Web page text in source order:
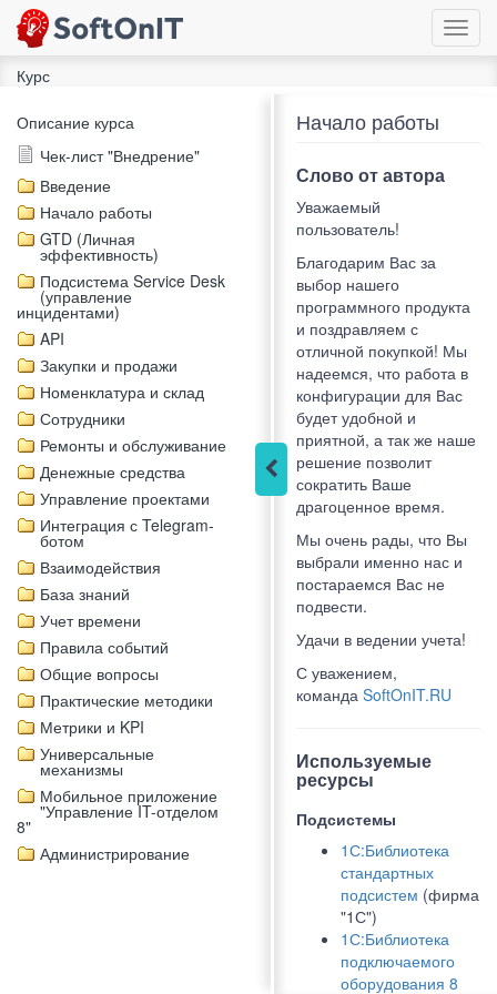
Курс
Описание курса
Чек-лист "Внедрение"
Введение
Начало работы
GTD (Личная
эффективность)
Подсистема Service Desk
(управление
инцидентами)
API
Закупки и продажи
Номенклатура и склад
Сотрудники
Ремонты и обслуживание
Денежные средства
Управление проектами
Интеграция с Telegram-
ботом
Взаимодействия
База знаний
Учет времени
Правила событий
Общие вопросы
Практические методики
Метрики и KPI
Универсальные
механизмы
Мобильное приложение
"Управление IT-отделом
8"
Администрирование
Начало работы
Слово от автора
Уважаемый
пользователь!
Благодарим Вас за
выбор нашего
программного продукта
и поздравляем с
отличной покупкой! Мы
надеемся, что работа в
конфигурации для Вас
будет удобной и
приятной, а так же наше
решение позволит
сократить Ваше
драгоценное время.
Мы очень рады, что Вы
выбрали именно нас и
постараемся Вас не
подвести.
Удачи в ведении учета!
С уважением,
команда SoftOnIT.RU
Используемые
ресурсы
Подсистемы
1С:Библиотека
стандартных
подсистем (фирма
"1С")
1С:Библиотека
подключаемого
оборудования 8